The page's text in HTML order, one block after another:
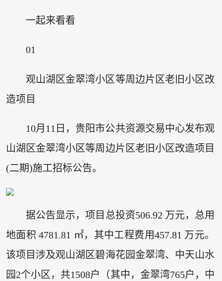
一起来看看
01
观山湖区金翠湾小区等周边片区老旧小区改
造项目
10月11日，贵阳市公共资源交易中心发布观
山湖区金翠湾小区等周边片区老旧小区改造项目
(二期)施工招标公告。
据公告显示，项目总投资506.92 万元，总用
地面积 4781.81 ㎡，其中工程费用457.81 万元。
该项目涉及观山湖区碧海花园金翠湾、中天山水
园2个小区，共1508户（其中，金翠湾765户，中